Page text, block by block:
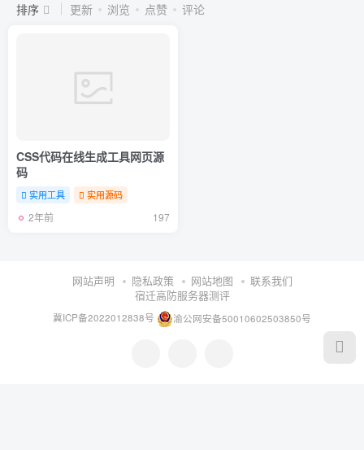
排序
更新 浏览 点赞 评论
CSS代码在线生成工具网页源
码
实用工具 实用源码
2年前 197
网站声明 隐私政策 网站地图
联系我们
宿迁高防服务器测评
冀ICP备2022012838号 渝公网安备50010602503850号